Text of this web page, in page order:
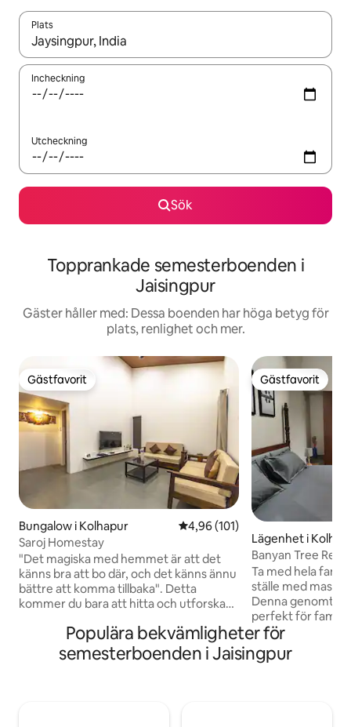
Plats
När resultaten är tillgängliga kan du navigera med upp- och
Incheckning
Utcheckning
Sök
Topprankade semesterboenden i
Jaisingpur
Gäster håller med: Dessa boenden har höga betyg för
plats, renlighet och mer.
Gästfavorit
Gästfavorit
Bungalow i Kolhapur 4,96 av 5 i genomsnittligt
4,96 (101)
Saroj Homestay
"Det magiska med hemmet är att det
känns bra att bo där, och det känns ännu
bättre att komma tillbaka". Detta
kommer du bara att hitta och utforska
Society ligger på högsta punkten i
Kolhapur. Saroj ligger i vackra frodiga
gröna områden, du kan uppleva
Gästfavorit
Gästfavorit
Lägenhet i
Banyan Tree
Ta med hela
ställe med
Denna
perfekt för
som vill ha ett
Två solbelysta
egen balkong
Populära bekvämligheter för
semesterboenden i Jaisingpur